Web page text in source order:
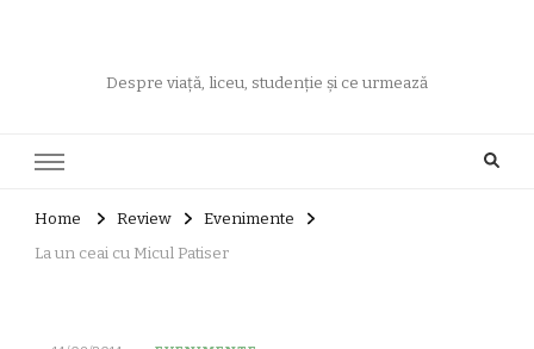
Despre viață, liceu, studenție și ce urmează
Home Review
Evenimente
La un ceai cu Micul Patiser